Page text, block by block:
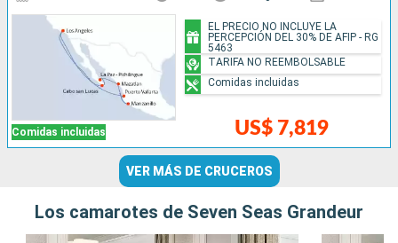
Comidas incluidas US$ 7,819
EL PRECIO NO INCLUYE LA
PERCEPCIÓN DEL 30% DE AFIP - RG
5463
TARIFA NO REEMBOLSABLE
Comidas incluidas
VER MÁS DE CRUCEROS
Los camarotes de Seven Seas Grandeur